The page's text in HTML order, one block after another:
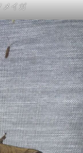
メイガ